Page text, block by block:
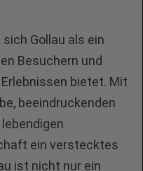
Gollau als ein
Besuchern und
bietet. Mit
beeindruckenden
ein verstecktes
ist nicht nur ein